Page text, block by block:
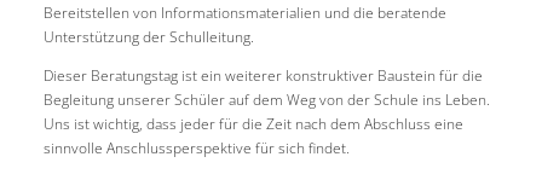
Bereitstellen von Informationsmaterialien und die beratende
Unterstützung der Schulleitung.
Dieser Beratungstag ist ein weiterer konstruktiver Baustein für die
Begleitung unserer Schüler auf dem Weg von der Schule ins Leben.
Uns ist wichtig, dass jeder für die Zeit nach dem Abschluss eine
sinnvolle Anschlussperspektive für sich findet.